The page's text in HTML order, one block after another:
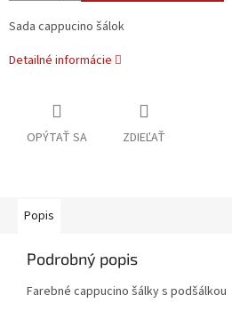
Sada cappucino šálok
Detailné informácie
OPÝTAŤ SA ZDIEĽAŤ
Popis
Podrobný popis
Farebné cappucino šálky s podšálkou